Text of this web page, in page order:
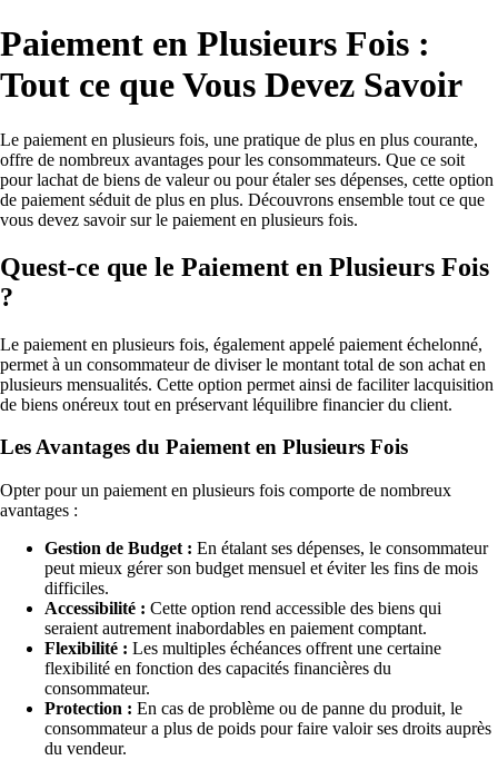
Paiement en Plusieurs Fois :
Tout ce que Vous Devez Savoir
Le paiement en plusieurs fois, une pratique de plus en plus courante,
offre de nombreux avantages pour les consommateurs. Que ce soit
pour lachat de biens de valeur ou pour étaler ses dépenses, cette option
de paiement séduit de plus en plus. Découvrons ensemble tout ce que
vous devez savoir sur le paiement en plusieurs fois.
Quest-ce que le Paiement en Plusieurs Fois
?
Le paiement en plusieurs fois, également appelé paiement échelonné,
permet à un consommateur de diviser le montant total de son achat en
plusieurs mensualités. Cette option permet ainsi de faciliter lacquisition
de biens onéreux tout en préservant léquilibre financier du client.
Les Avantages du Paiement en Plusieurs Fois
Opter pour un paiement en plusieurs fois comporte de nombreux
avantages :
Gestion de Budget : En étalant ses dépenses, le consommateur
peut mieux gérer son budget mensuel et éviter les fins de mois
difficiles.
Accessibilité : Cette option rend accessible des biens qui
seraient autrement inabordables en paiement comptant.
Flexibilité : Les multiples échéances offrent une certaine
flexibilité en fonction des capacités financières du
consommateur.
Protection : En cas de problème ou de panne du produit, le
consommateur a plus de poids pour faire valoir ses droits auprès
du vendeur.